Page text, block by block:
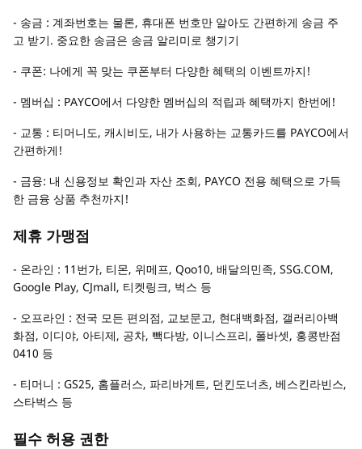
- 송금 : 계좌번호는 물론, 휴대폰 번호만 알아도 간편하게 송금 주
고 받기. 중요한 송금은 송금 알리미로 챙기기
- 쿠폰: 나에게 꼭 맞는 쿠폰부터 다양한 혜택의 이벤트까지!
- 멤버십 : PAYCO에서 다양한 멤버십의 적립과 혜택까지 한번에!
- 교통 : 티머니도, 캐시비도, 내가 사용하는 교통카드를 PAYCO에서
간편하게!
- 금융: 내 신용정보 확인과 자산 조회, PAYCO 전용 혜택으로 가득
한 금융 상품 추천까지!
제휴 가맹점
- 온라인 : 11번가, 티몬, 위메프, Qoo10, 배달의민족, SSG.COM,
Google Play, CJmall, 티켓링크, 벅스 등
- 오프라인 : 전국 모든 편의점, 교보문고, 현대백화점, 갤러리아백
화점, 이디야, 아티제, 공차, 빽다방, 이니스프리, 폴바셋, 홍콩반점
0410 등
- 티머니 : GS25, 홈플러스, 파리바게트, 던킨도너츠, 베스킨라빈스,
스타벅스 등
필수 허용 권한